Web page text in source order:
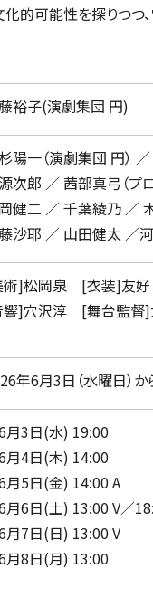
的可能性を探りつつ
裕子(演劇集団 円)
陽一（演劇集団 円）
次郎 ／ 茜部真弓（プロ
健二 ／ 千葉綾乃 ／
沙耶 ／ 山田健太 ／
術]松岡泉 [衣装]友
響]穴沢淳 [舞台監
年6月3日（水曜日）
3日(水) 19:00
4日(木) 14:00
5日(金) 14:00 A
6日(土) 13:00 V／
7日(日) 13:00 V
8日(月) 13:00